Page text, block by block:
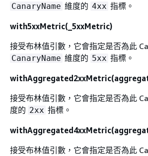
CanaryName 維度的 4xx 指標。
with5xxMetric(_5xxMetric)
接受布林值引數，它會指定是否為此
CanaryName 維度的 5xx 指標。
接受布林值引數，它會指定是否為此
度的 2xx 指標。
接受布林值引數，它會指定是否為此